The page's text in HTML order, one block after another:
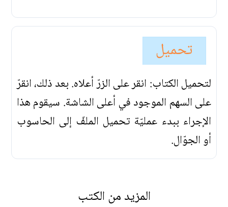
تحميل
لتحميل الكتاب: انقر على الزرّ أعلاه. بعد ذلك، انقرّ
على السهم الموجود في أعلى الشاشة. سيقوم هذا
الإجراء ببدء عمليّة تحميل الملفّ إلى الحاسوب
أو الجوّال.
المزيد من الكتب